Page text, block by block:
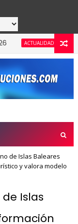
ACTUALIDAD
de Islas Baleares
y valora modelo
Islas